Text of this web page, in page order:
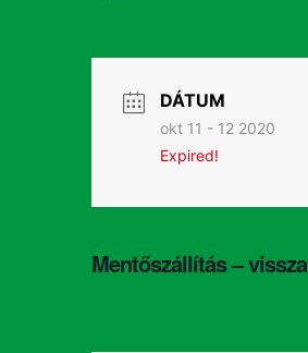
DÁTUM
okt 11 - 12 2020
Expired!
Mentőszállítás – vissza